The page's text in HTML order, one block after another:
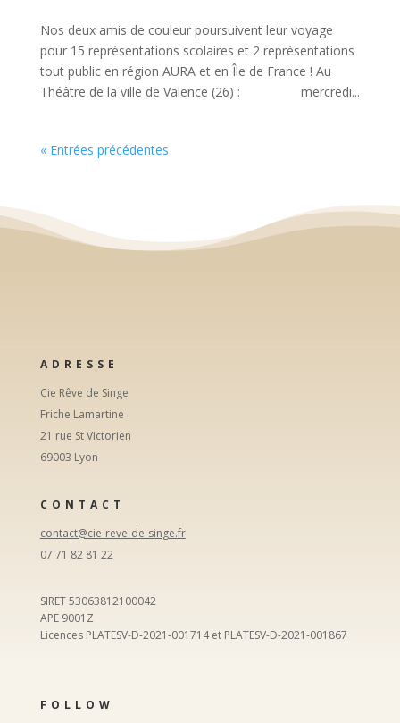
Nos deux amis de couleur poursuivent leur voyage
pour 15 représentations scolaires et 2 représentations
tout public en région AURA et en Île de France ! Au
Théâtre de la ville de Valence (26) : mercredi...
« Entrées précédentes
ADRESSE
Cie Rêve de Singe
Friche Lamartine
21 rue St Victorien
69003 Lyon
CONTACT
contact@cie-reve-de-singe.fr
07 71 82 81 22
SIRET 53063812100042
APE 9001Z
Licences PLATESV-D-2021-001714 et PLATESV-D-2021-001867
FOLLOW